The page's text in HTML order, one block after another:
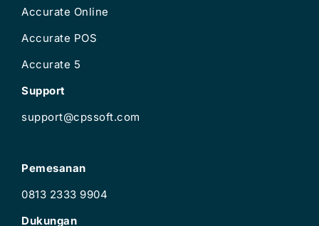
Accurate Online
Accurate POS
Accurate 5
Support
support@cpssoft.com
Pemesanan
0813 2333 9904
Dukungan